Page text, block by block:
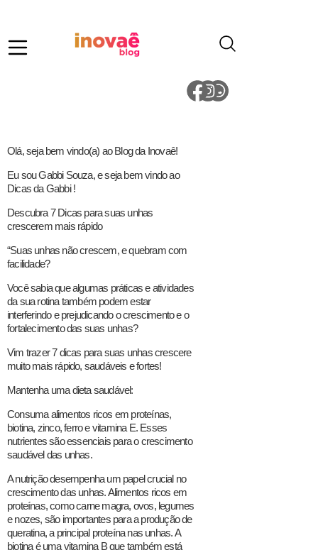
Olá, seja bem vindo(a) ao Blog da Inovaê!
Eu sou Gabbi Souza, e seja bem vindo ao
Dicas da Gabbi !
Descubra 7 Dicas para suas unhas
crescerem mais rápido
“Suas unhas não crescem, e quebram com
facilidade?
Você sabia que algumas práticas e atividades
da sua rotina também podem estar
interferindo e prejudicando o crescimento e o
fortalecimento das suas unhas?
Vim trazer 7 dicas para suas unhas crescere
muito mais rápido, saudáveis e fortes!
Mantenha uma dieta saudável:
Consuma alimentos ricos em proteínas,
biotina, zinco, ferro e vitamina E. Esses
nutrientes são essenciais para o crescimento
saudável das unhas.
A nutrição desempenha um papel crucial no
crescimento das unhas. Alimentos ricos em
proteínas, como carne magra, ovos, legumes
e nozes, são importantes para a produção de
queratina, a principal proteína nas unhas. A
biotina é uma vitamina B que também está